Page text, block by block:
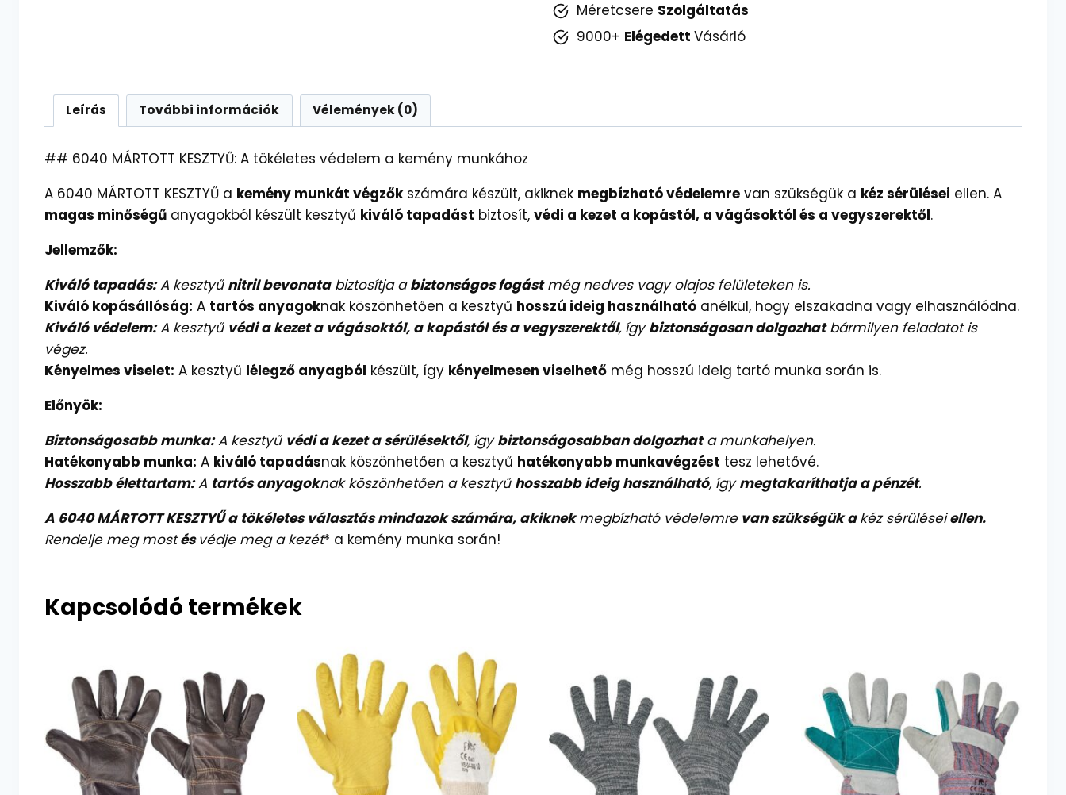
Méretcsere Szolgáltatás
9000+ Elégedett Vásárló
Leírás További információk Vélemények (0)
## 6040 MÁRTOTT KESZTYŰ: A tökéletes védelem a kemény munkához
A 6040 MÁRTOTT KESZTYŰ a kemény munkát végzőkszámára készült, akiknek megbízható védelemre van szükségük a kéz sérülései ellen. A
magas minőségű anyagokból készült kesztyű kiváló tapadást biztosít, védi a kezet a kopástól, a vágásoktól és a vegyszerektől.
Jellemzők:
Kiváló tapadás:A kesztyű nitril bevonatabiztosítja abiztonságos fogástmég nedves vagy olajos felületeken is.
Kiváló kopásállóság: A tartós anyagoknak köszönhetően a kesztyű hosszú ideig használható anélkül, hogy elszakadna vagy elhasználódna.
Kiváló védelem:A kesztyű védi a kezet a vágásoktól, a kopástól és a vegyszerektől, ígybiztonságosan dolgozhatbármilyen feladatot is
végez.
Kényelmes viselet: A kesztyű lélegző anyagból készült, így kényelmesen viselhető még hosszú ideig tartó munka során is.
Előnyök:
Biztonságosabb munka:A kesztyű védi a kezet a sérülésektől, ígybiztonságosabban dolgozhata munkahelyen.
Hatékonyabb munka: A kiváló tapadásnak köszönhetően a kesztyű hatékonyabb munkavégzést tesz lehetővé.
Hosszabb élettartam:A tartós anyagoknak köszönhetően a kesztyű hosszabb ideig használható, ígymegtakaríthatja a pénzét.
A 6040 MÁRTOTT KESZTYŰ a tökéletes választás mindazok számára, akiknekmegbízható védelemrevan szükségük akéz sérüléseiellen.
Rendelje meg mostésvédje meg a kezét* a kemény munka során!
Kapcsolódó termékek